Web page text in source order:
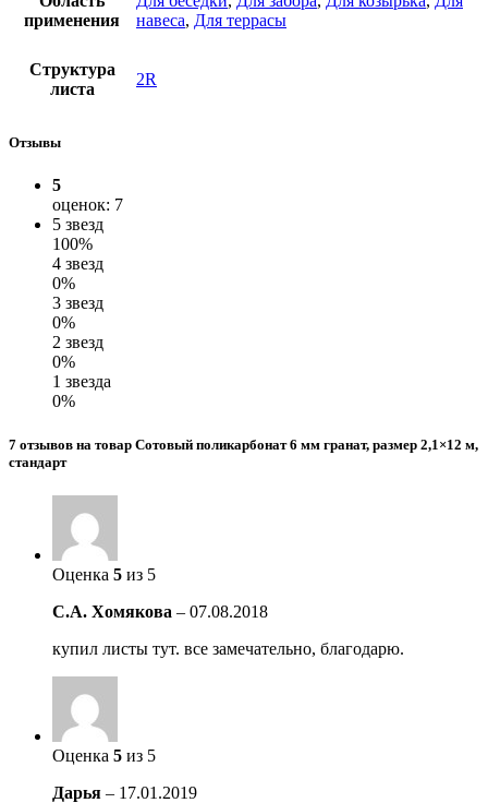
применения
навеса, Для террасы
Структура
листа
2R
Отзывы
5
оценок: 7
5 звезд
100%
4 звезд
0%
3 звезд
0%
2 звезд
0%
1 звезда
0%
7 отзывов на товар Сотовый поликарбонат 6 мм гранат, размер 2,1×12 м,
стандарт
Оценка 5 из 5
С.А. Хомякова – 07.08.2018
купил листы тут. все замечательно, благодарю.
Оценка 5 из 5
Дарья – 17.01.2019